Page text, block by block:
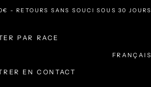
- RETOURS SANS SOUCI SOUS 30 JOURS
PAR RACE
EN CONTACT
Langue
FRANÇAIS